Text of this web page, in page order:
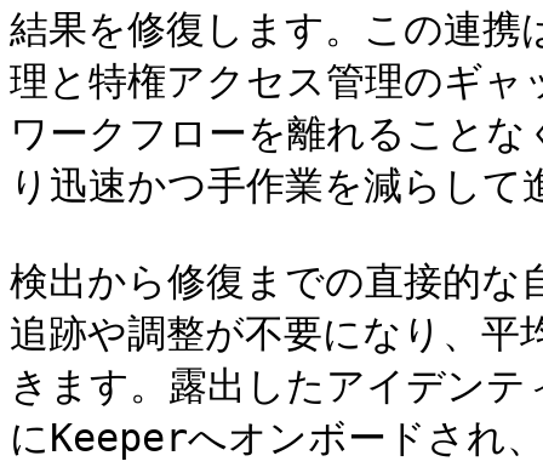
結果を修復します。この連
理と特権アクセス管理のギ
ワークフローを離れること
り迅速かつ手作業を減らし
検出から修復までの直接的な
追跡や調整が不要になり、
きます。露出したアイデン
にKeeperへオンボードされ